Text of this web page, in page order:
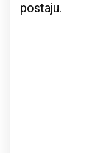
postaju.